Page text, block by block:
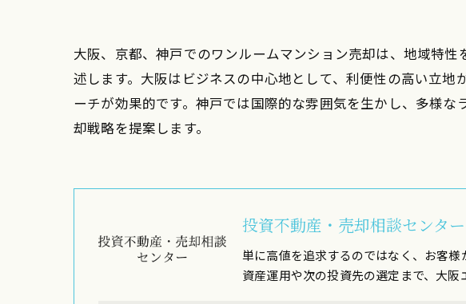
大阪、京都、神戸でのワンルームマンション売却は、地域特
述します。大阪はビジネスの中心地として、利便性の高い立
ーチが効果的です。神戸では国際的な雰囲気を生かし、多様
却戦略を提案します。
投資不動産・売却相談センター
単に高値を追求するのではなく、お客
資産運用や次の投資先の選定まで、大阪